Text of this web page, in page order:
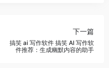
下一篇
搞笑 ai 写作软件 搞笑 AI 写作软
件推荐：生成幽默内容的助手